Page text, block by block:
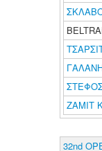
ΖΑΜΙΤ
32nd